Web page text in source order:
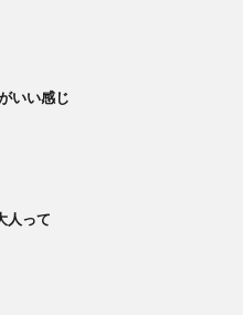
いい感じ
人って